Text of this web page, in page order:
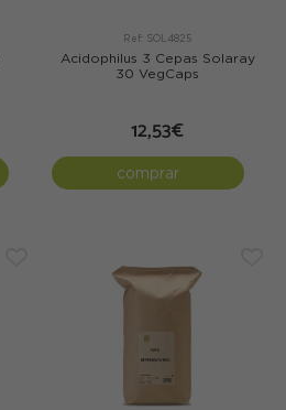
Ref: SOL4825
Acidophilus 3 Cepas Solaray
30 VegCaps
12,53€
comprar